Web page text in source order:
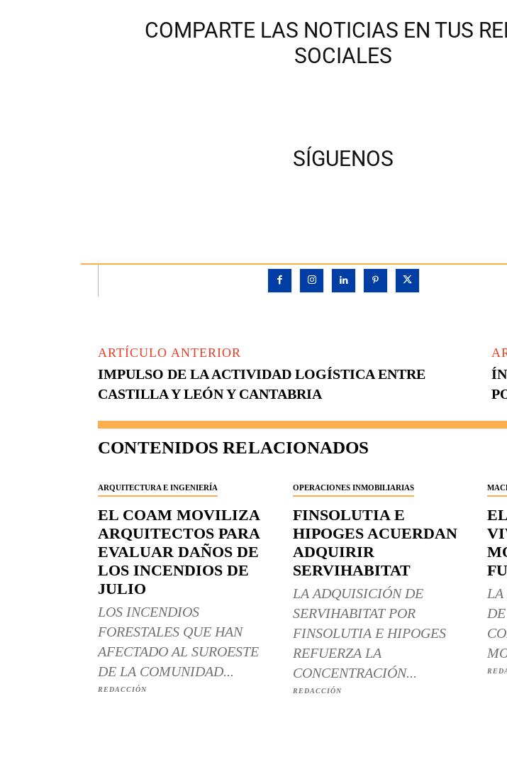
COMPARTE LAS NOTICIAS EN TUS
SOCIALES
SÍGUENOS
ARTÍCULO ANTERIOR
IMPULSO DE LA ACTIVIDAD LOGÍSTICA ENTRE
CASTILLA Y LEÓN Y CANTABRIA
CONTENIDOS RELACIONADOS
ARQUITECTURA E INGENIERÍA
EL COAM MOVILIZA
ARQUITECTOS PARA
EVALUAR DAÑOS DE
LOS INCENDIOS DE
JULIO
LOS INCENDIOS
FORESTALES QUE HAN
AFECTADO AL SUROESTE
DE LA COMUNIDAD...
REDACCIÓN
OPERACIONES INMOBILIARIAS
FINSOLUTIA E
HIPOGES ACUERDAN
ADQUIRIR
SERVIHABITAT
LA ADQUISICIÓN DE
SERVIHABITAT POR
FINSOLUTIA E HIPOGES
REFUERZA LA
CONCENTRACIÓN...
REDACCIÓN
LA